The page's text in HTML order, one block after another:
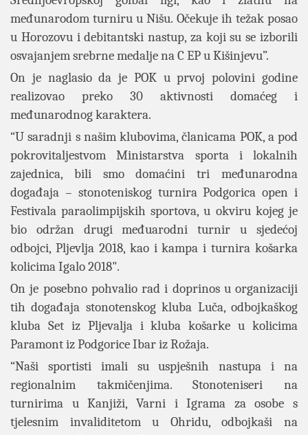
međunarodom turniru u Nišu. Očekuje ih težak posao
u Horozovu i debitantski nastup, za koji su se izborili
osvajanjem srebrne medalje na C EP u Kišinjevu”.
On je naglasio da je POK u prvoj polovini godine
realizovao preko 30 aktivnosti domaćeg i
međunarodnog karaktera.
“U saradnji s našim klubovima, članicama POK, a pod
pokrovitaljestvom Ministarstva sporta i lokalnih
zajednica, bili smo domaćini tri međunarodna
događaja – stonoteniskog turnira Podgorica open i
Festivala paraolimpijskih sportova, u okviru kojeg je
bio održan drugi međuarodni turnir u sjedećoj
odbojci, Pljevlja 2018, kao i kampa i turnira košarka
kolicima Igalo 2018".
On je posebno pohvalio rad i doprinos u organizaciji
tih događaja stonotenskog kluba Luča, odbojkaškog
kluba Set iz Pljevalja i kluba košarke u kolicima
Paramont iz Podgorice Ibar iz Rožaja.
“Naši sportisti imali su uspješnih nastupa i na
regionalnim takmičenjima. Stonoteniseri na
turnirima u Kanjiži, Varni i Igrama za osobe s
tjelesnim invaliditetom u Ohridu, odbojkaši na